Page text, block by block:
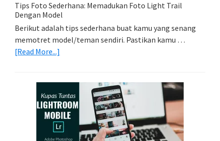
Tips Foto Sederhana: Memadukan Foto Light Trail
Dengan Model
Berikut adalah tips sederhana buat kamu yang senang
memotret model/teman sendiri. Pastikan kamu …
[Read More...]
Sederhana:
Memadukan
Foto
Light
Trail